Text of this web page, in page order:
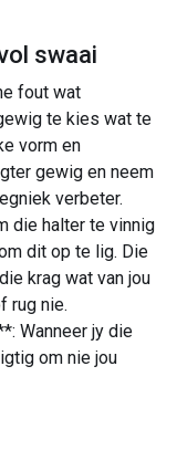
swaai
fout wat
te kies wat te
vorm en
gewig en neem
verbeter.
die halter te vinnig
dit op te lig. Die
krag wat van jou
rug nie.
Wanneer jy die
om nie jou